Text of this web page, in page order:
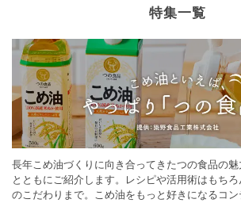
特集一覧
長年こめ油づくりに向き合ってきたつの食品の
とともにご紹介します。レシピや活用術はもち
のこだわりまで。こめ油をもっと好きになるコ